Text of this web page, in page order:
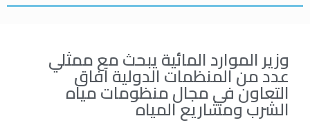
وزير الموارد المائية يبحث مع ممثلي
عدد من المنظمات الدولية آفاق
التعاون في مجال منظومات مياه
الشرب ومشاريع المياه